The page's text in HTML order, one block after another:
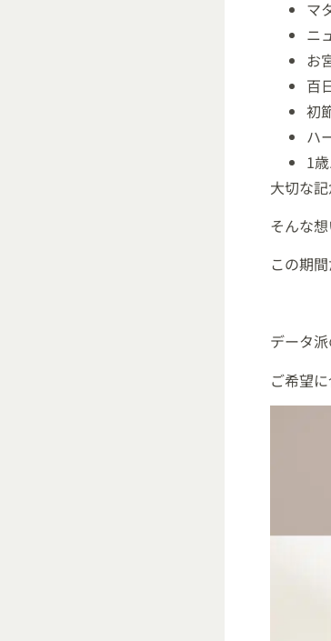
マ
ニ
お
百
初
ハ
1
大切な
そんな
この期
データ
ご希望